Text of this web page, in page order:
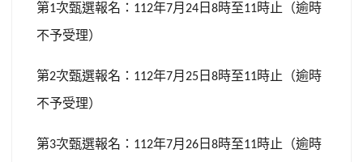
第1次甄選報名： 112年7月 24 日 8時至11時止（逾時
不予受理）
第2次甄選報名： 112年7月 25 日 8時至11時止（逾時
不予受理）
第3次甄選報名： 112年7月 26 日 8時至11時止（逾時